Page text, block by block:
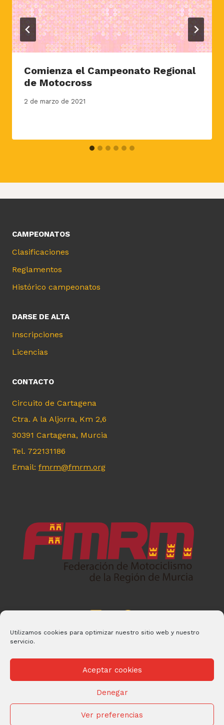
Utilizamos cookies para optimizar nuestro sitio web y nuestro
servicio.
Aceptar cookies
Denegar
Ver preferencias
Comienza el Campeonato Regional
de Motocross
2 de marzo de 2021
CAMPEONATOS
Clasificaciones
Reglamentos
Histórico campeonatos
DARSE DE ALTA
Inscripciones
Licencias
CONTACTO
Circuito de Cartagena
Ctra. A la Aljorra, Km 2,6
30391 Cartagena, Murcia
Tel. 722131186
Email: fmrm@fmrm.org
© 2026 FMRM Desarrollado porAndrac Computing
Technologies